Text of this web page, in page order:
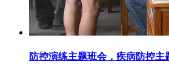
防控演练主题班会，疾病防控主